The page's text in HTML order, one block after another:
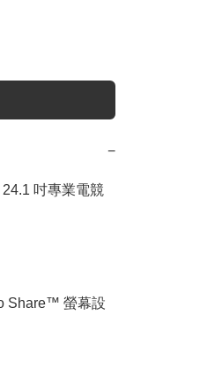
−
吋專業電競
Share™ 螢幕設